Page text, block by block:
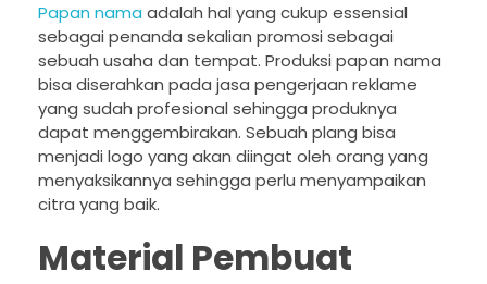
Papan nama adalah hal yang cukup essensial
sebagai penanda sekalian promosi sebagai
sebuah usaha dan tempat. Produksi papan nama
bisa diserahkan pada jasa pengerjaan reklame
yang sudah profesional sehingga produknya
dapat menggembirakan. Sebuah plang bisa
menjadi logo yang akan diingat oleh orang yang
menyaksikannya sehingga perlu menyampaikan
citra yang baik.
Material Pembuat